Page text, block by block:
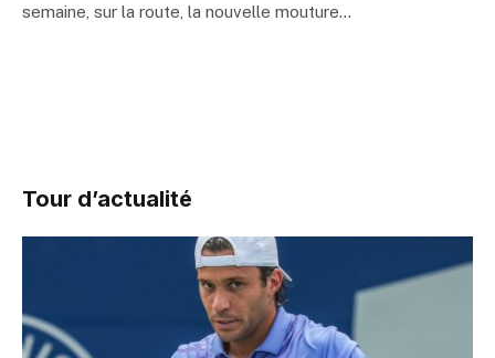
semaine, sur la route, la nouvelle mouture…
Tour d’actualité